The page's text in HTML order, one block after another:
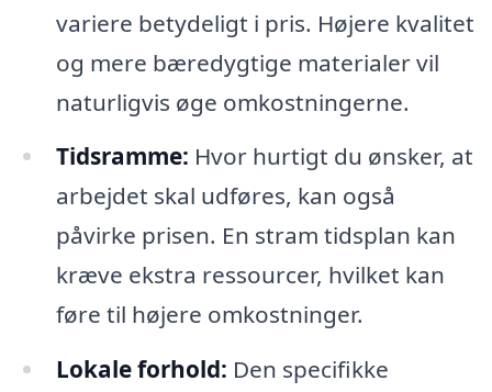
variere betydeligt i pris. Højere kvalitet
og mere bæredygtige materialer vil
naturligvis øge omkostningerne.
Tidsramme: Hvor hurtigt du ønsker, at
arbejdet skal udføres, kan også
påvirke prisen. En stram tidsplan kan
kræve ekstra ressourcer, hvilket kan
føre til højere omkostninger.
Lokale forhold: Den specifikke